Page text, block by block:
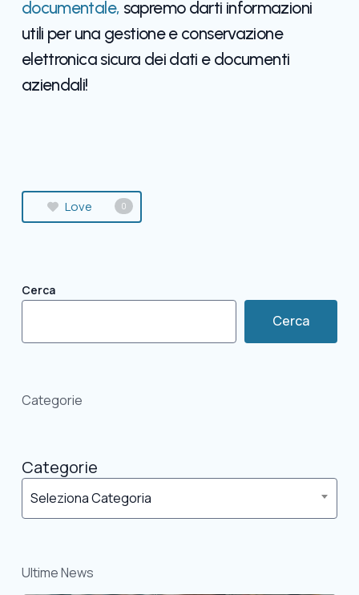
documentale, sapremo darti informazioni
utili per una gestione e conservazione
elettronica sicura dei dati e documenti
aziendali!
Love 0
Cerca
Cerca
Categorie
Categorie
Seleziona Categoria
Ultime News